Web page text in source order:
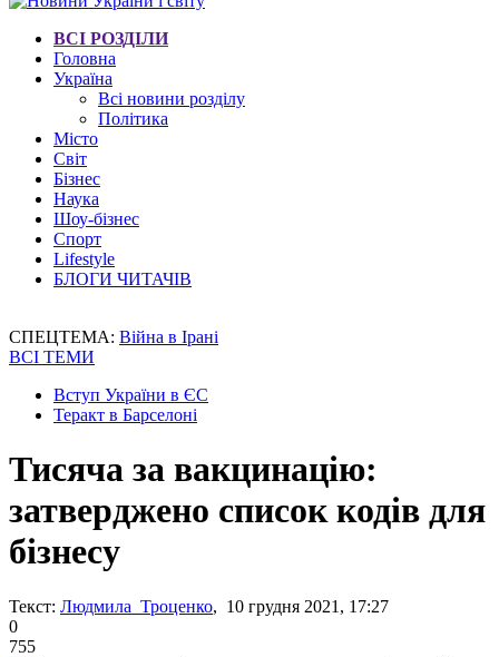
ВСІ РОЗДІЛИ
Головна
Україна
Всі новини розділу
Політика
Місто
Світ
Бізнес
Наука
Шоу-бізнес
Спорт
Lifestyle
БЛОГИ ЧИТАЧІВ
СПЕЦТЕМА: Війна в Ірані
ВСІ ТЕМИ
Вступ України в ЄС
Теракт в Барселоні
Тисяча за вакцинацію:
затверджено список кодів для
бізнесу
Текст: Людмила Троценко, 10 грудня 2021, 17:27
0
755